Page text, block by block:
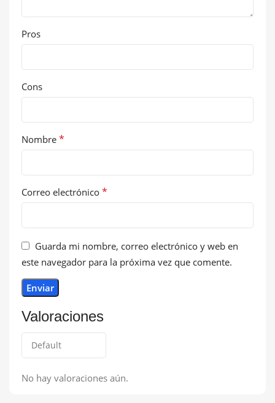
Valoraciones
No hay valoraciones aún.
Pros
Cons
Nombre *
Correo electrónico *
Guarda mi nombre, correo electrónico y web en
este navegador para la próxima vez que comente.